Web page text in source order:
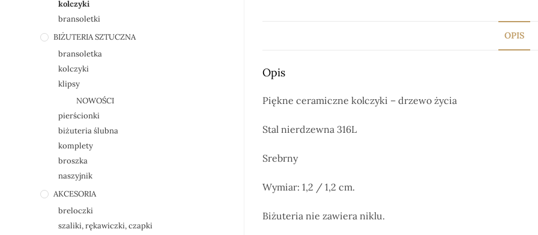
OPIS
Opis
Piękne ceramiczne kolczyki – drzewo życia
Stal nierdzewna 316L
Srebrny
Wymiar: 1,2 / 1,2 cm.
Biżuteria nie zawiera niklu.
kolczyki
bransoletki
BIŻUTERIA SZTUCZNA
bransoletka
kolczyki
klipsy
NOWOŚCI
pierścionki
biżuteria ślubna
komplety
broszka
naszyjnik
AKCESORIA
breloczki
szaliki, rękawiczki, czapki